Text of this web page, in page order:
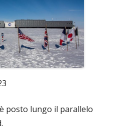
posto lungo il parallelo